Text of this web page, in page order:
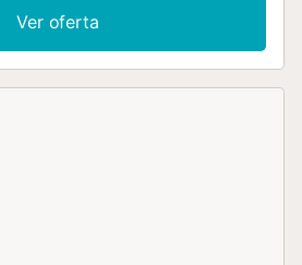
Smart TV y Wifi - A 1km de la
de la Reserva Natural Dunas de
turístico por excelencia de la isla de
Ver oferta